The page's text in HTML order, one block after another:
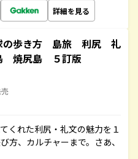
詳細を見る
の歩き方 島旅 利尻 礼
焼尻島 ５訂版
くれた利尻・礼文の魅力を１
方、カルチャーまで。さあ、